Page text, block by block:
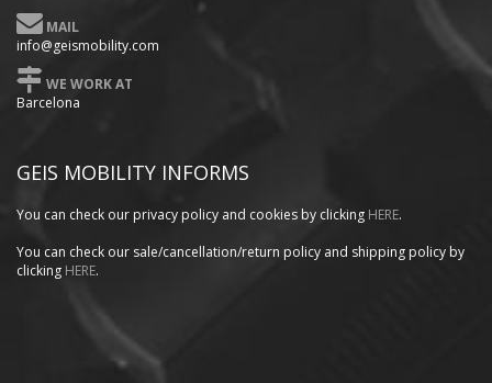
MAIL
info@geismobility.com
WE WORK AT
Barcelona
GEIS MOBILITY INFORMS
You can check our privacy policy and cookies by clicking HERE.
You can check our sale/cancellation/return policy and shipping policy by
clicking HERE.